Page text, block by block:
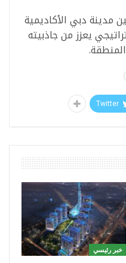
مدينة دبي الأكاديمية
يعزز من جاذبيته
Twitter
خبر رئيسي